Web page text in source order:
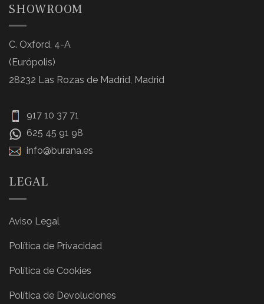
SHOWROOM
C. Oxford, 4-A
(Európolis)
28232 Las Rozas de Madrid, Madrid
917 10 37 71
625 45 91 98
info@burana.es
LEGAL
Aviso Legal
Política de Privacidad
Política de Cookies
Política de Devoluciones